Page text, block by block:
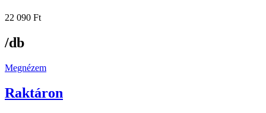
22 090 Ft
/db
Megnézem
Raktáron